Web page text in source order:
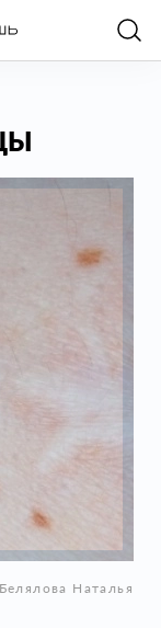
Белялова Наталья